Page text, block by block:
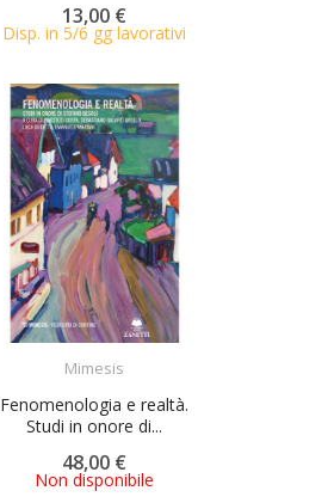
13,00 €
Disp. in 5/6 gg lavorativi
Mimesis
Fenomenologia e realtà.
Studi in onore di...
48,00 €
Non disponibile